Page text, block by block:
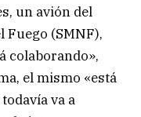
un avión del
Fuego (SMNF),
colaborando»,
el mismo «está
va a